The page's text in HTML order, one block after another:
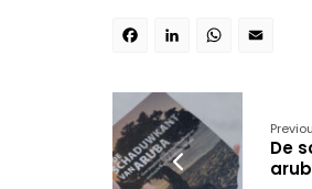
Facebook
LinkedIn
De